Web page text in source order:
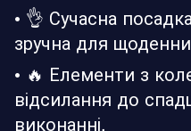
• 👌 Сучасна
зручна для
• 🔥 Елементи з
відсилання до
виконанні.